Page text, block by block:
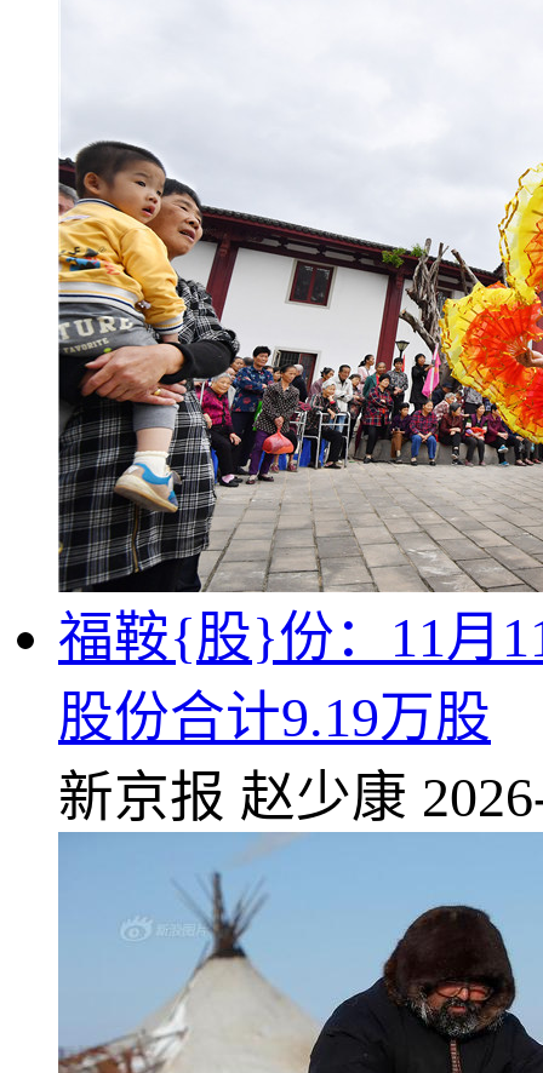
福鞍{股}份：11月
股份合计9.19万股
新京报 赵少康